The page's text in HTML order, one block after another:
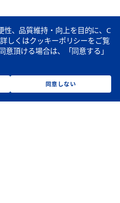
性、品質維持・向上を目的に、C
詳しくはクッキーポリシーをご覧
意頂ける場合は、「同意する」
同意しない